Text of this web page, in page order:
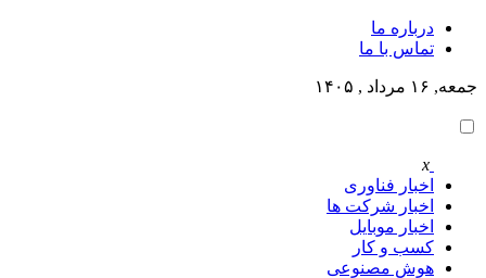
درباره ما
تماس با ما
جمعه, ۱۶ مرداد , ۱۴۰۵
x
اخبار فناوری
اخبار شرکت ها
اخبار موبایل
کسب و کار
هوش مصنوعی